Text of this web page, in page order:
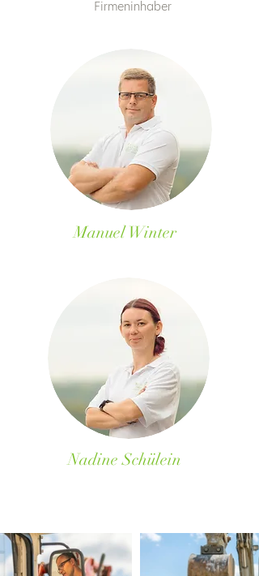
Firmeninhaber
Manuel Winter
Nadine Schülein